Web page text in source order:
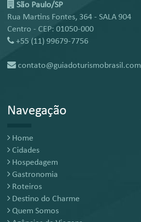
São Paulo/SP
Rua Martins Fontes, 364 - SALA 904
Centro - CEP: 01050-000
+55 (11) 99679-7756
contato@guiadoturismobrasil.com
Navegação
Home
Cidades
Hospedagem
Gastronomia
Roteiros
Destino do Charme
Quem Somos